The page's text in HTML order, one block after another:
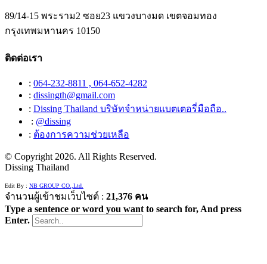
89/14-15 พระราม2 ซอย23 แขวงบางมด เขตจอมทอง
กรุงเทพมหานคร 10150
ติดต่อเรา
: 064-232-8811 , 064-652-4282
: dissingth@gmail.com
: Dissing Thailand บริษัทจำหน่ายแบตเตอรี่มือถือ..
: @dissing
: ต้องการความช่วยเหลือ
© Copyright 2026. All Rights Reserved.
Dissing Thailand
Edit By : NB GROUP CO.,Ltd.
จำนวนผู้เข้าชมเว็บไซต์ : 21,376 คน
Type a sentence or word you want to search for, And press
Enter.